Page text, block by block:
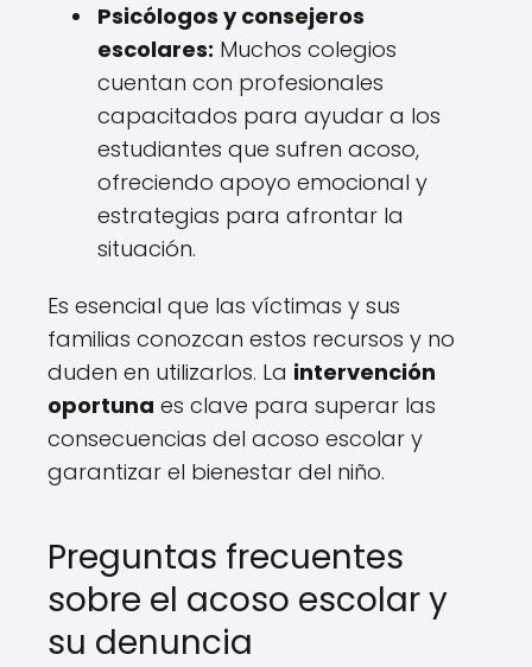
Psicólogos y consejeros
escolares: Muchos colegios
cuentan con profesionales
capacitados para ayudar a los
estudiantes que sufren acoso,
ofreciendo apoyo emocional y
estrategias para afrontar la
situación.
Es esencial que las víctimas y sus
familias conozcan estos recursos y no
duden en utilizarlos. La intervención
oportuna es clave para superar las
consecuencias del acoso escolar y
garantizar el bienestar del niño.
Preguntas frecuentes
sobre el acoso escolar y
su denuncia